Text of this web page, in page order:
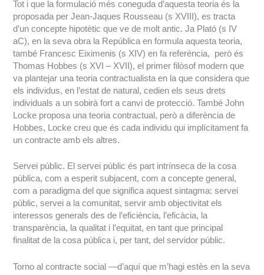
Tot i que la formulació més coneguda d’aquesta teoria és la
proposada per Jean-Jaques Rousseau (s XVIII), es tracta
d’un concepte hipotètic que ve de molt antic. Ja Plató (s IV
aC), en la seva obra la República en formula aquesta teoria,
també Francesc Eiximenis (s XIV) en fa referència, però és
Thomas Hobbes (s XVI – XVII), el primer filòsof modern que
va plantejar una teoria contractualista en la que considera que
els individus, en l’estat de natural, cedien els seus drets
individuals a un sobirà fort a canvi de protecció. També John
Locke proposa una teoria contractual, però a diferència de
Hobbes, Locke creu que és cada individu qui implícitament fa
un contracte amb els altres.
Servei públic. El servei públic és part intrínseca de la cosa
pública, com a esperit subjacent, com a concepte general,
com a paradigma del que significa aquest sintagma: servei
públic, servei a la comunitat, servir amb objectivitat els
interessos generals des de l’eficiència, l’eficàcia, la
transparència, la qualitat i l’equitat, en tant que principal
finalitat de la cosa pública i, per tant, del servidor públic.
Torno al contracte social —d’aquí que m’hagi estès en la seva